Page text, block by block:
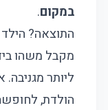
במקום.
התוצאה?
מקבל משהו
ליותר
הולדת,